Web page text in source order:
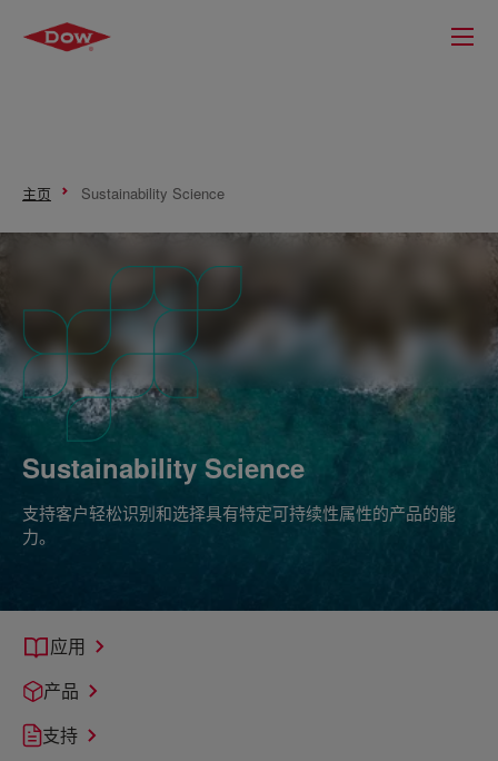
主页 Sustainability Science
Sustainability Science
支持客户轻松识别和选择具有特定可持续性属性的产品的能
力。
应用
产品
支持